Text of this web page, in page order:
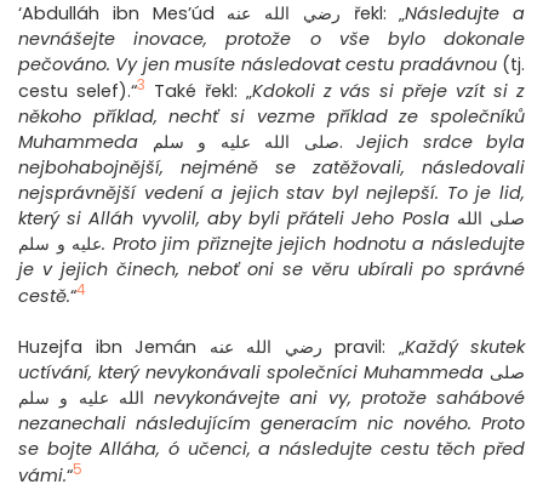
‘Abdulláh ibn Mes’úd رضي الله عنه řekl: „Následujte a
nevnášejte inovace, protože o vše bylo dokonale
pečováno. Vy jen musíte následovat cestu pradávnou(tj.
cestu selef).“3 Také řekl: „Kdokoli z vás si přeje vzít si z
někoho příklad, nechť si vezme příklad ze společníků
Muhammeda
صلى الله عليه و سلم. Jejich srdce byla
nejbohabojnější, nejméně se zatěžovali, následovali
nejsprávnější vedení a jejich stav byl nejlepší. To je lid,
který si Alláh vyvolil, aby byli přáteli Jeho Poslaصلى الله
عليه و سلم. Proto jim přiznejte jejich hodnotu a následujte
je v jejich činech, neboť oni se věru ubírali po správné
cestě.“4
Huzejfa ibn Jemán رضي الله عنه pravil: „Každý skutek
uctívání, který nevykonávali společníci Muhammeda
nevykonávejte ani vy, protože sahábové
nezanechali následujícím generacím nic nového. Proto
se bojte Alláha, ó učenci, a následujte cestu těch před
vámi.“5